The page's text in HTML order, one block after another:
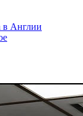
в Англии